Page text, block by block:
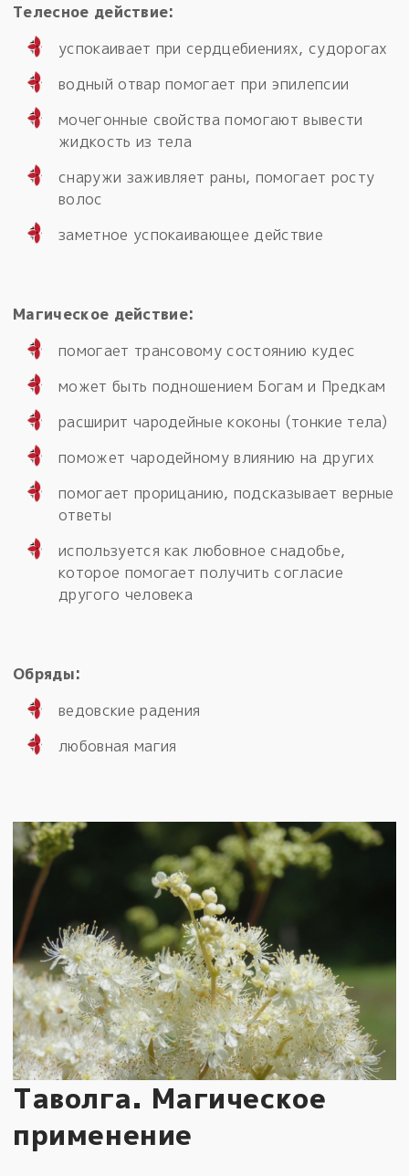
Телесное действие:
успокаивает при сердцебиениях, судорогах
водный отвар помогает при эпилепсии
мочегонные свойства помогают вывести
жидкость из тела
снаружи заживляет раны, помогает росту
волос
заметное успокаивающее действие
Магическое действие:
помогает трансовому состоянию кудес
может быть подношением Богам и Предкам
расширит чародейные коконы (тонкие тела)
поможет чародейному влиянию на других
помогает прорицанию, подсказывает верные
ответы
используется как любовное снадобье,
которое помогает получить согласие
другого человека
Обряды:
ведовские радения
любовная магия
Таволга. Магическое
применение